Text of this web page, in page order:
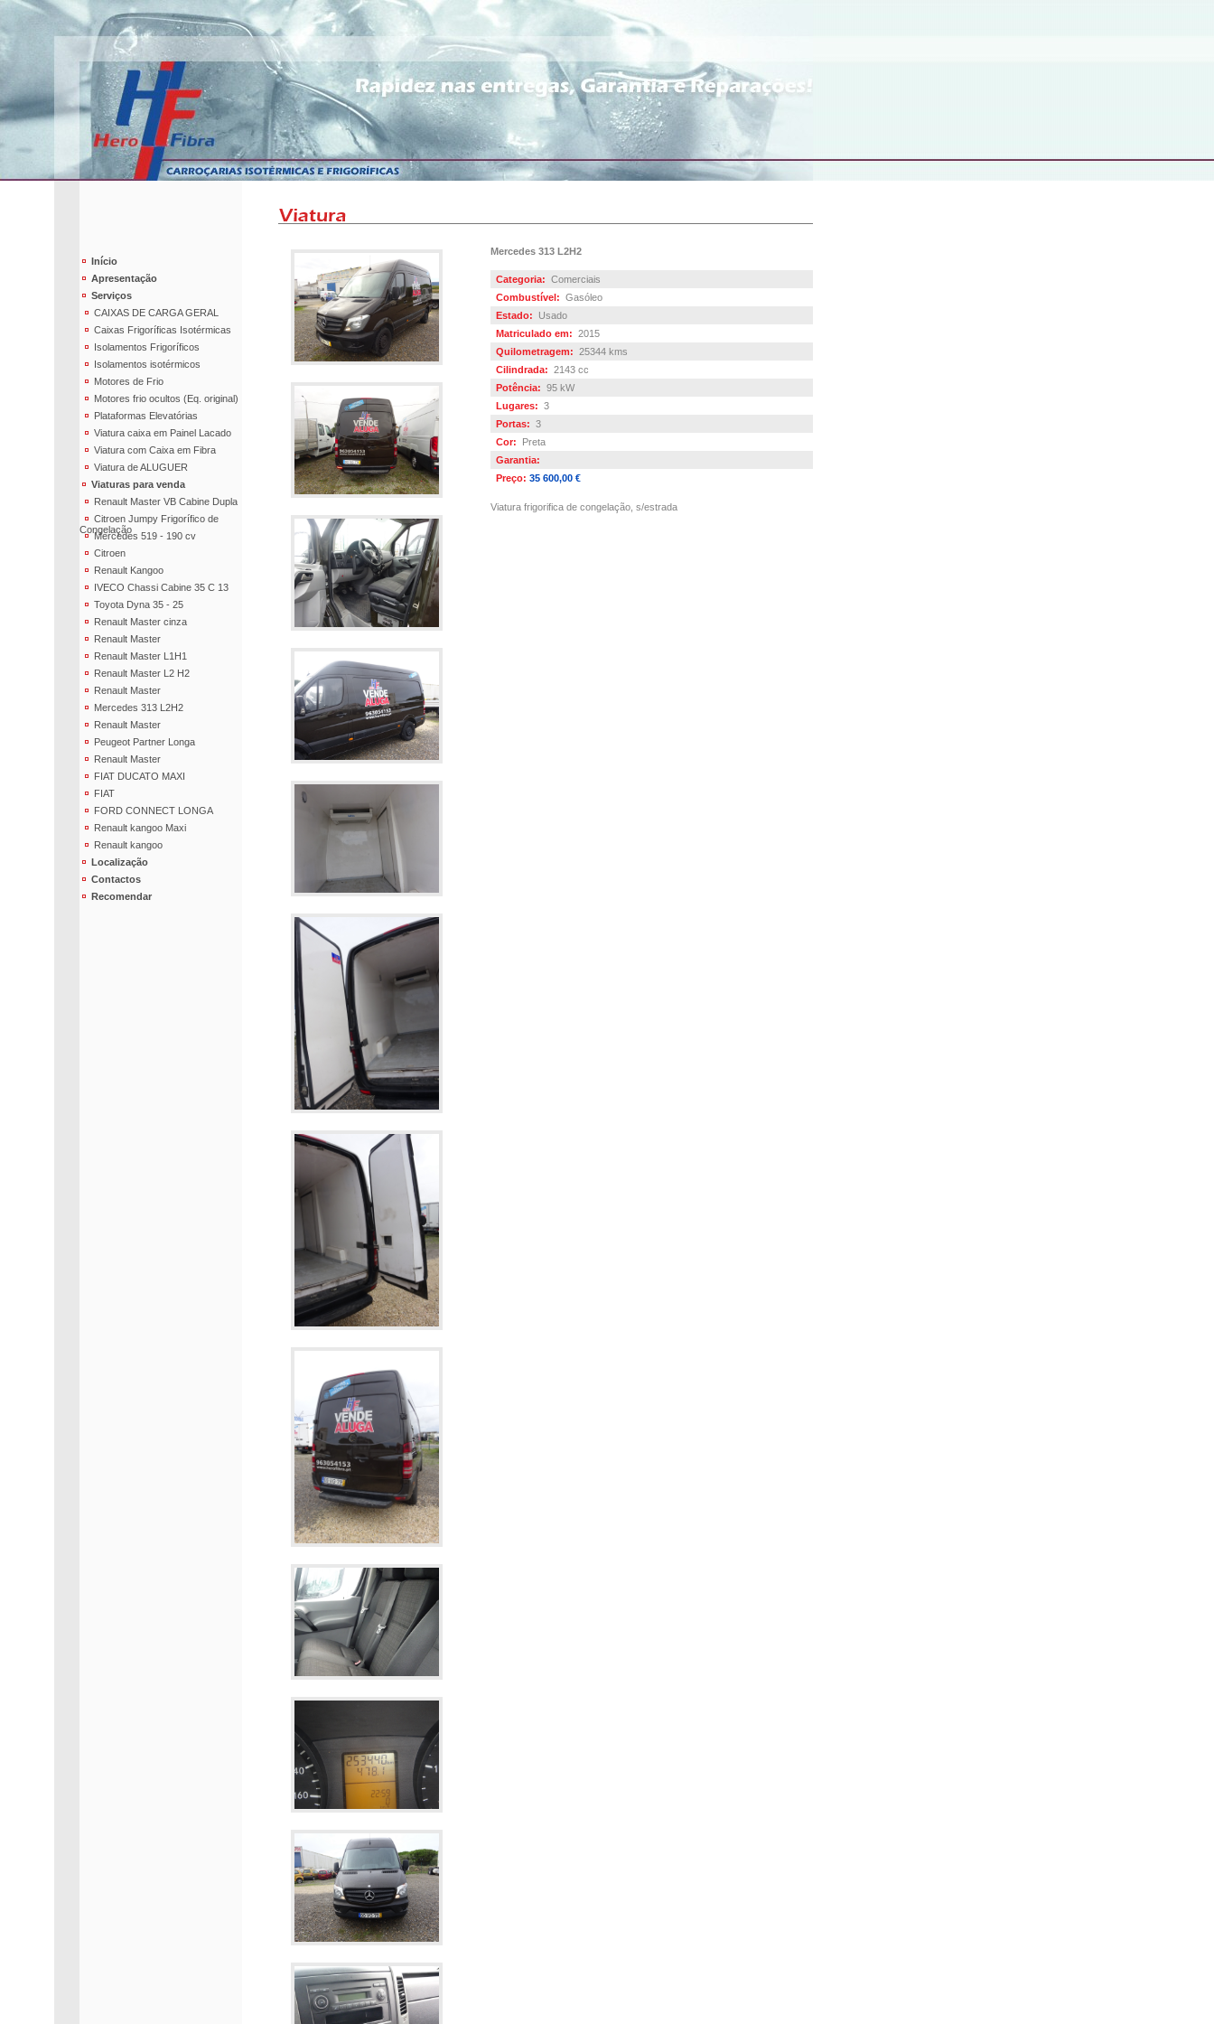
Mercedes 313 L2H2
Categoria: Comerciais
Combustível: Gasóleo
Estado:
Usado
Matriculado em: 2015
Quilometragem: 25344 kms
Cilindrada: 2143 cc
Potência: 95 kW
Lugares: 3
Portas: 3
Cor:
Preta
Garantia:
Preço: 35 600,00 €
Viatura frigorifica de congelação, s/estrada
Início
Apresentação
Serviços
CAIXAS DE CARGA GERAL
Caixas Frigoríficas Isotérmicas
Isolamentos Frigoríficos
Isolamentos isotérmicos
Motores de Frio
Motores frio ocultos (Eq. original)
Plataformas Elevatórias
Viatura caixa em Painel Lacado
Viatura com Caixa em Fibra
Viatura de ALUGUER
Viaturas para venda
Renault Master VB Cabine Dupla
Citroen Jumpy Frigorífico de
Congelação
Mercedes 519 - 190 cv
Citroen
Renault Kangoo
IVECO Chassi Cabine 35 C 13
Toyota Dyna 35 - 25
Renault Master cinza
Renault Master
Renault Master L1H1
Renault Master L2 H2
Renault Master
Mercedes 313 L2H2
Renault Master
Peugeot Partner Longa
Renault Master
FIAT DUCATO MAXI
FIAT
FORD CONNECT LONGA
Renault kangoo Maxi
Renault kangoo
Localização
Contactos
Recomendar